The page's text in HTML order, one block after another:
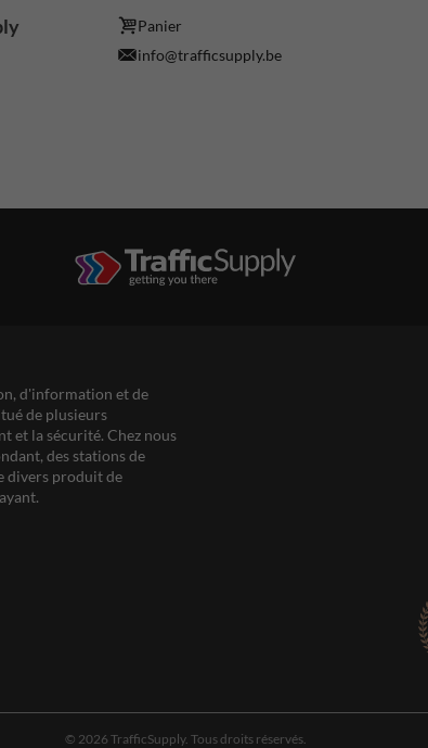
Panier
info@trafficsupply.be
d'information et de
de plusieurs
et la sécurité. Chez nous
des stations de
divers produit de
© 2026 TrafficSupply. Tous droits réservés.